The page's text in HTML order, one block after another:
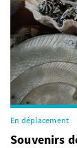
En déplacement
Souvenirs